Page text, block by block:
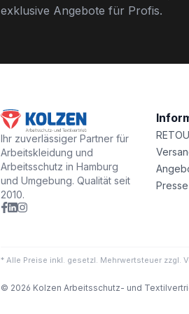
exklusive Angebote für Profis.
Ihr zuverlässiger Partner für
Arbeitskleidung und
Arbeitsschutz in Hamburg
und Umgebung. Qualität seit
2010.
* Alle Preise inkl. gesetzl. Mehrwertsteuer zzgl.
© 2026 Kolzen Arbeitsschutz- und